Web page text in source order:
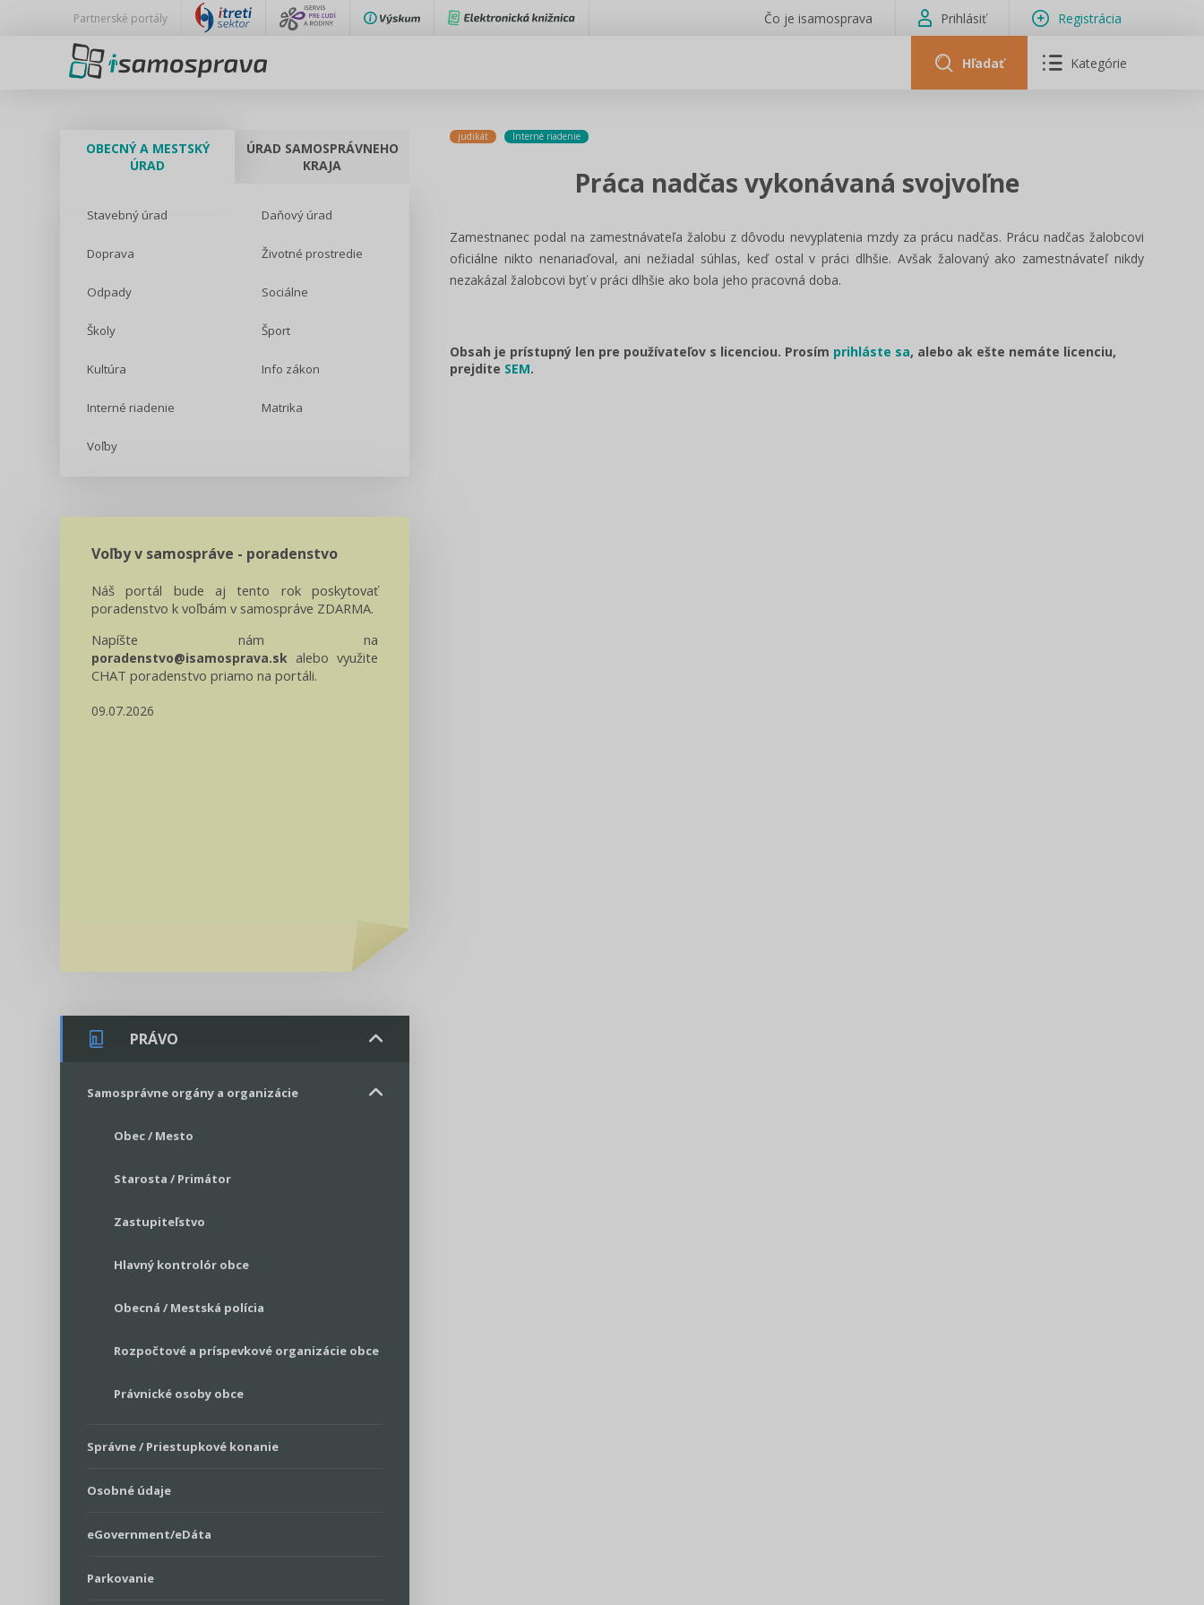
Partnerské portály Čo je isamosprava Prihlásiť Registrácia
Hľadať Kategórie
OBECNÝ A MESTSKÝ
ÚRAD
ÚRAD SAMOSPRÁVNEHO
KRAJA
Stavebný úrad Daňový úrad
Doprava Životné prostredie
Odpady Sociálne
Školy Šport
Kultúra Info zákon
Interné riadenie Matrika
Voľby
Voľby v samospráve - poradenstvo
Náš portál bude aj tento rok poskytovať
poradenstvo k voľbám v samospráve ZDARMA.
Napíšte nám na
poradenstvo@isamosprava.sk alebo využite
CHAT poradenstvo priamo na portáli.
09.07.2026
PRÁVO
Samosprávne orgány a organizácie
Obec / Mesto
Starosta / Primátor
Zastupiteľstvo
Hlavný kontrolór obce
Obecná / Mestská polícia
Rozpočtové a príspevkové organizácie obce
Právnické osoby obce
Správne / Priestupkové konanie
Osobné údaje
eGovernment/eDáta
Parkovanie
judikát Interné riadenie
Práca nadčas vykonávaná svojvoľne
Zamestnanec podal na zamestnávateľa žalobu z dôvodu nevyplatenia mzdy za prácu nadčas. Prácu nadčas žalobcovi
oficiálne nikto nenariaďoval, ani nežiadal súhlas, keď ostal v práci dlhšie. Avšak žalovaný ako zamestnávateľ nikdy
nezakázal žalobcovi byť v práci dlhšie ako bola jeho pracovná doba.
Obsah je prístupný len pre používateľov s licenciou. Prosím prihláste sa, alebo ak ešte nemáte licenciu,
prejdite SEM.